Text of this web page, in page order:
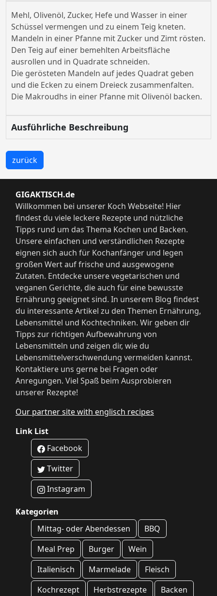
Mehl, Olivenöl, Zucker, Hefe und Wasser in einer
Schüssel vermengen und zu einem Teig kneten.
Mandeln in einer Pfanne mit Zucker und Zimt rösten.
Den Teig auf einer bemehlten Arbeitsfläche
ausrollen und in Quadrate schneiden.
Die gerösteten Mandeln auf jedes Quadrat geben
und die Ecken zu einem Dreieck zusammenfalten.
Die Makroudhs in einer Pfanne mit Olivenöl backen.
Ausführliche Beschreibung
zurück
GIGAKTISCH.de
Willkommen bei unserer Koch Webseite! Hier
findest du viele leckere Rezepte und nützliche
Tipps rund um das Thema Kochen und Backen.
Unsere einfachen und verständlichen Rezepte
eignen sich auch für Kochanfänger und legen
großen Wert auf frische und ausgewogene
Zutaten. Entdecke unsere vegetarischen und
veganen Gerichte, die auch für eine bewusste
Ernährung geeignet sind. In unserem Blog findest
du interessante Artikel zu den Themen Ernährung,
Lebensmittel und Kochtechniken. Wir geben dir
Tipps zur richtigen Aufbewahrung von
Lebensmitteln und zeigen dir, wie du
Lebensmittelverschwendung vermeiden kannst.
Kontaktiere uns gerne bei Fragen oder
Anregungen. Viel Spaß beim Ausprobieren
unserer Rezepte!
Our partner site with englisch recipes
Link List
Facebook
Twitter
Instagram
Kategorien
Mittag- oder Abendessen
BBQ
Meal Prep
Burger
Wein
Italienisch
Marmelade
Fleisch
Kochrezept
Herbstrezepte
Backen